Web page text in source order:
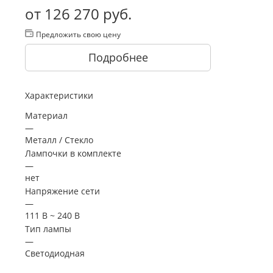
от 126 270 руб.
Предложить свою цену
Подробнее
Характеристики
Материал
—
Металл / Стекло
Лампочки в комплекте
—
нет
Напряжение сети
—
111 В ~ 240 В
Тип лампы
—
Светодиодная